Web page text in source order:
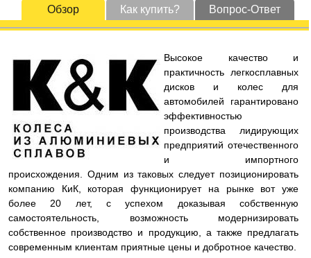
Обзор Как купить? Вопрос-Ответ
Высокое качество и
практичность легкосплавных
дисков и колес для
автомобилей гарантировано
эффективностью
производства лидирующих
предприятий отечественного
и импортного
происхождения. Одним из таковых следует позиционировать
компанию КиК, которая функционирует на рынке вот уже
более 20 лет, с успехом доказывая собственную
самостоятельность, возможность модернизировать
собственное производство и продукцию, а также предлагать
современным клиентам приятные цены и добротное качество.